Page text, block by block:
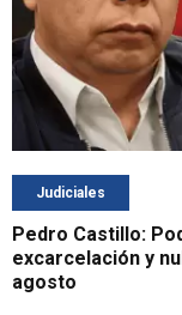
Judiciales
Pedro Castillo:
excarcelación y
agosto